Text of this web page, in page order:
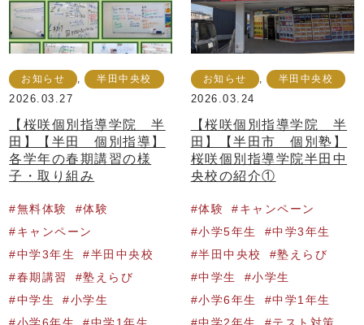
お知らせ , 半田中央校
2026.03.27
【桜咲個別指導学院 半
田】【半田 個別指導】
各学年の春期講習の様
子・取り組み
無料体験
体験
キャンペーン
中学3年生
半田中央校
春期講習
塾えらび
中学生
小学生
お知らせ , 半田中央校
2026.03.24
【桜咲個別指導学院 半
田】【半田市 個別塾】
桜咲個別指導学院半田中
央校の紹介①
体験
キャンペーン
小学5年生
中学3年生
半田中央校
塾えらび
中学生
小学生
小学6年生
中学1年生